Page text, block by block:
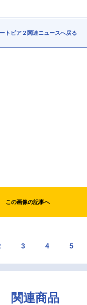
トピア２関連ニュースへ戻る
この画像の記事へ
3 4 5
関連商品